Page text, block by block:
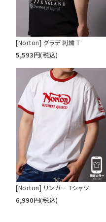
[Norton] グラデ 刺繍 T
5,593円(税込)
[Norton] リンガー Tシャツ
6,990円(税込)